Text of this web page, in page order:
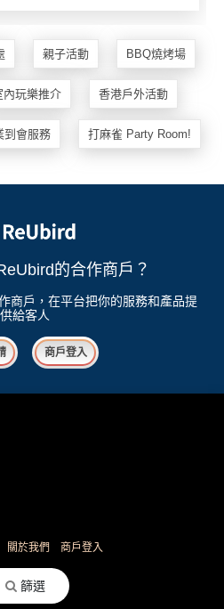
篩選
親子活動 BBQ燒烤場
內玩樂推介 香港戶外活動
到會服務 打麻雀 Party Room!
的合作商戶？
商戶，在平台把你的服務和產品提
供給客人
商戶登入
關於我們 商戶登入